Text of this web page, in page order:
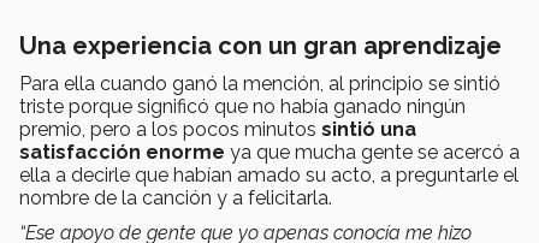
Una experiencia con un gran aprendizaje
Para ella cuando ganó la mención, al principio se sintió
triste porque significó que no había ganado ningún
premio, pero a los pocos minutos sintió una
satisfacción enorme ya que mucha gente se acercó a
ella a decirle que habían amado su acto, a preguntarle el
nombre de la canción y a felicitarla.
“Ese apoyo de gente que yo apenas conocía me hizo